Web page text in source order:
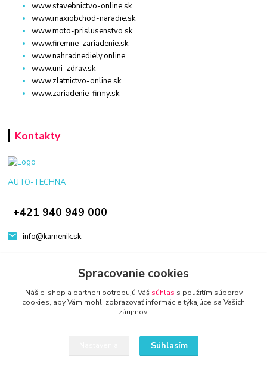
www.stavebnictvo-online.sk
www.maxiobchod-naradie.sk
www.moto-prislusenstvo.sk
www.firemne-zariadenie.sk
www.nahradnediely.online
www.uni-zdrav.sk
www.zlatnictvo-online.sk
www.zariadenie-firmy.sk
Kontakty
AUTO-TECHNA
+421 940 949 000
info@kamenik.sk
Eshop-rychlo.sk
Spracovanie cookies
Náš e-shop a partneri potrebujú Váš súhlas s použitím súborov
cookies, aby Vám mohli zobrazovať informácie týkajúce sa Vašich
záujmov.
Súhlasím